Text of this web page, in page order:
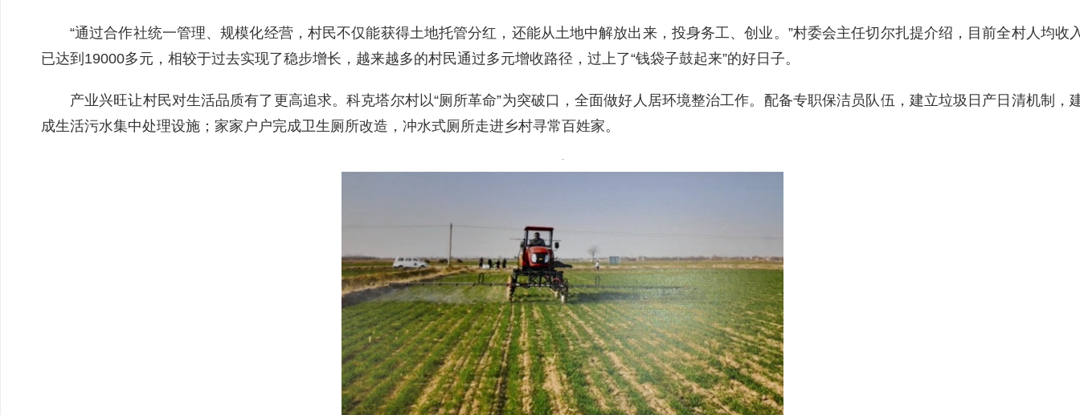
“通过合作社统一管理、规模化经营，村民不仅能获得土地托管分红，还能从土地中解放出来，投身务工、创业。”村委会主任切尔扎提介绍，目前全村人均收
已达到19000多元，相较于过去实现了稳步增长，越来越多的村民通过多元增收路径，过上了“钱袋子鼓起来”的好日子。
产业兴旺让村民对生活品质有了更高追求。科克塔尔村以“厕所革命”为突破口，全面做好人居环境整治工作。配备专职保洁员队伍，建立垃圾日产日清机制，
成生活污水集中处理设施；家家户户完成卫生厕所改造，冲水式厕所走进乡村寻常百姓家。